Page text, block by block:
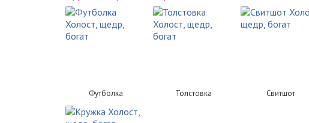
Футболка Толстовка Свитшот